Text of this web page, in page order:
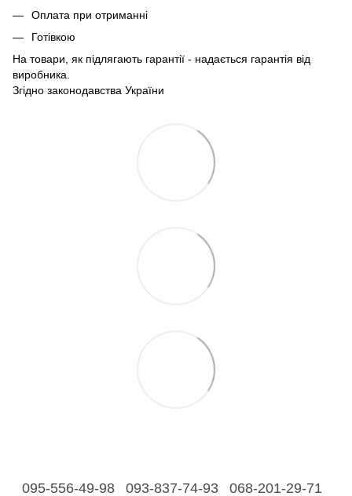
Оплата при отриманні
Готівкою
На товари, як підлягають гарантії - надається гарантія від
виробника.
Згідно законодавства України
095-556-49-98 093-837-74-93 068-201-29-71